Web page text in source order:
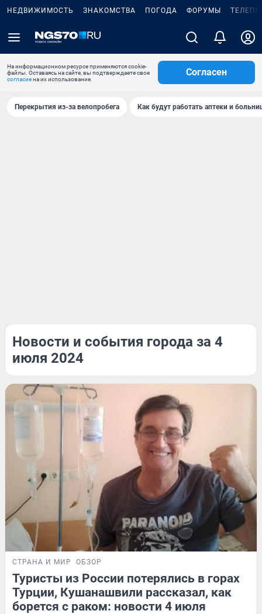
НЕДВИЖИМОСТЬ ЗНАКОМСТВА ПОГОДА ФОРУМЫ
На информационном ресурсе применяются cookie-
файлы. Оставаясь на сайте, вы подтверждаете свое
согласиена их использование.
Согласен
Перекрытия из-за велопробега Как будут работать аптеки и
Новости и события города за 4
июля 2024
СТРАНА И МИР ОБЗОР
Туристы из России потерялись в горах
Турции, Кушанашвили рассказал, как
борется с раком: новости 4 июля